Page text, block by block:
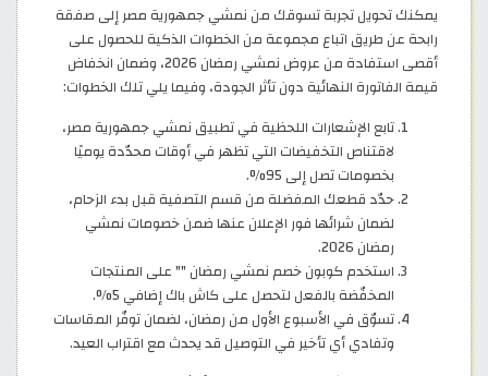
يمكنك تحويل تجربة تسوقك من نمشي جمهورية مصر إلى صفقة
رابحة عن طريق اتباع مجموعة من الخطوات الذكية للحصول على
أقصى استفادة من عروض نمشي رمضان 2026، وضمان انخفاض
قيمة الفاتورة النهائية دون تأثر الجودة، وفيما يلي تلك الخطوات:
تابع الإشعارات اللحظية في تطبيق نمشي جمهورية مصر،
لاقتناص التخفيضات التي تظهر في أوقات محدّدة يوميًا
بخصومات تصل إلى 95%.
حدّد قطعك المفضلة من قسم التصفية قبل بدء الزحام،
لضمان شرائها فور الإعلان عنها ضمن خصومات نمشي
رمضان 2026.
استخدم كوبون خصم نمشي رمضان "" على المنتجات
المخفّضة بالفعل لتحصل على كاش باك إضافي 5%.
تسوّق في الأسبوع الأول من رمضان، لضمان توفّر المقاسات
وتفادي أي تأخير في التوصيل قد يحدث مع اقتراب العيد.